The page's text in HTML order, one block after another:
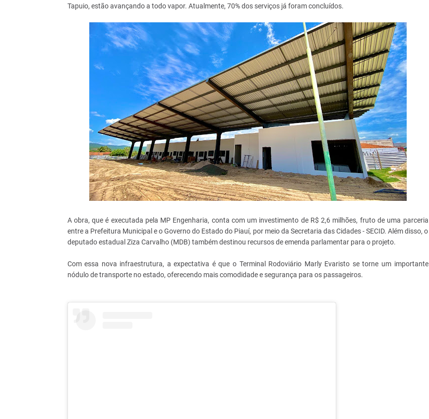
Tapuio, estão avançando a todo vapor. Atualmente, 70% dos serviços já foram concluídos.
A obra, que é executada pela MP Engenharia, conta com um investimento de R$ 2,6 milhões, fruto de uma parceria
entre a Prefeitura Municipal e o Governo do Estado do Piauí, por meio da Secretaria das Cidades - SECID. Além disso, o
deputado estadual Ziza Carvalho (MDB) também destinou recursos de emenda parlamentar para o projeto.
Com essa nova infraestrutura, a expectativa é que o Terminal Rodoviário Marly Evaristo se torne um importante
nódulo de transporte no estado, oferecendo mais comodidade e segurança para os passageiros.